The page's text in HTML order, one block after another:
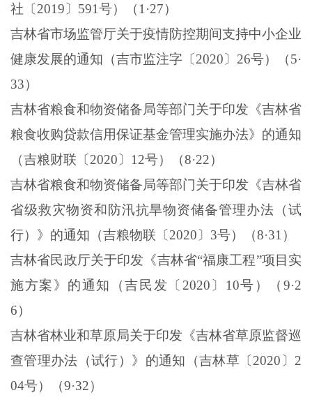
社〔2019〕 591号）（1 ·27）
吉林省市场监管厅关于疫情防控期间支持中小企业
健康发展的通知（吉市监注字〔2020〕 26号）（5·
33）
吉林省粮食和物资储备局等部门关于印发《吉林省
粮食收购贷款信用保证基金管理实施办法》的通知
（吉粮财联〔2020〕 12号）（8·22）
吉林省粮食和物资储备局等部门关于印发《吉林省
省级救灾物资和防汛抗旱物资储备管理办法（试
行）》的通知（吉粮物联〔2020〕 3号）（8·31 ）
吉林省民政厅关于印发《吉林省“福康工程”项目实
施方案》的通知（吉民发〔 2020〕 10号）（9·2
6）
吉林省林业和草原局关于印发《吉林省草原监督巡
查管理办法（试行）》的通知（吉林草〔2020〕 2
04号）（9·32）